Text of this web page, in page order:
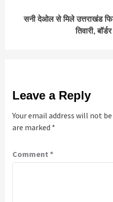
सनी देओल से मिले उत्तराखंड
तिवारी,
Leave a Reply
Your email address will not
are marked *
Comment *